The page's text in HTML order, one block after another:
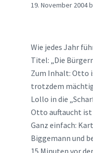
19. November 2004
Wie jedes Jahr
Titel: „Die
Zum Inhalt: Otto
trotzdem mächtig
Lollo in die
Otto auftaucht ist
Ganz einfach:
Biggemann und
15 Minuten vor